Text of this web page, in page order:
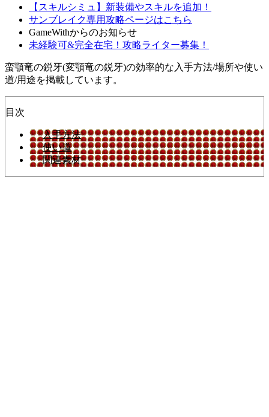
【スキルシミュ】新装備やスキルを追加！
サンブレイク専用攻略ページはこちら
GameWithからのお知らせ
未経験可&完全在宅！攻略ライター募集！
蛮顎竜の鋭牙(変顎竜の鋭牙)の効率的な入手方法/場所や使い
道/用途を掲載しています。
目次
入手方法
使い道
関連素材